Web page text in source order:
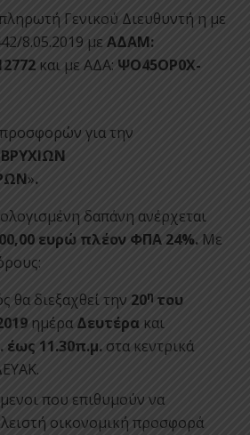
Γενικού Διευθυντή η με
8.05.2019 με ΑΔΑΜ:
και με ΑΔΑ: ΨΟ45ΟΡ0Χ-
για την
».
δαπάνη ανέρχεται
ευρώ πλέον ΦΠΑ 24%. Με
θα διεξαχθεί την 20η του
ημέρα Δευτέρα και
έως 11.30π.μ. στα κεντρικά
που επιθυμούν να
οικονομική προσφορά